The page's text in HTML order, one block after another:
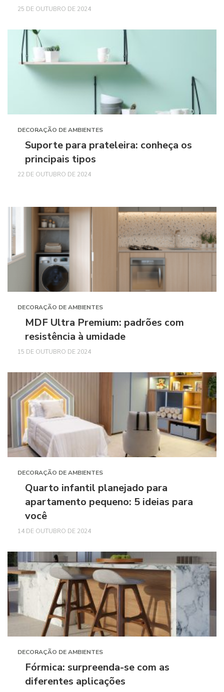
25 DE OUTUBRO DE 2024
DECORAÇÃO DE AMBIENTES
Suporte para prateleira: conheça os
principais tipos
22 DE OUTUBRO DE 2024
DECORAÇÃO DE AMBIENTES
MDF Ultra Premium: padrões com
resistência à umidade
15 DE OUTUBRO DE 2024
DECORAÇÃO DE AMBIENTES
Quarto infantil planejado para
apartamento pequeno: 5 ideias para
você
14 DE OUTUBRO DE 2024
DECORAÇÃO DE AMBIENTES
Fórmica: surpreenda-se com as
diferentes aplicações